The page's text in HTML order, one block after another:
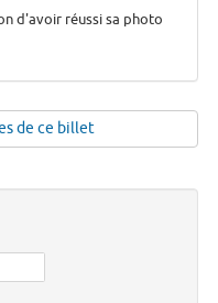
d'avoir réussi sa photo
de ce billet